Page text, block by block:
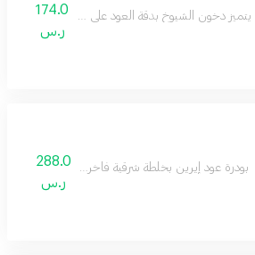
يتميز دخون الشيوخ بدقة العود على خلطة شرقية
174.0
ر.س
بودرة عود إيرين بخلطة شرقية فاخرة للاستخدام
288.0
ر.س